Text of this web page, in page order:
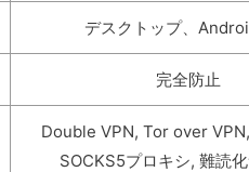
デスクトップ、
完全防止
Double VPN, Tor over
SOCKS5プロキシ, 難読